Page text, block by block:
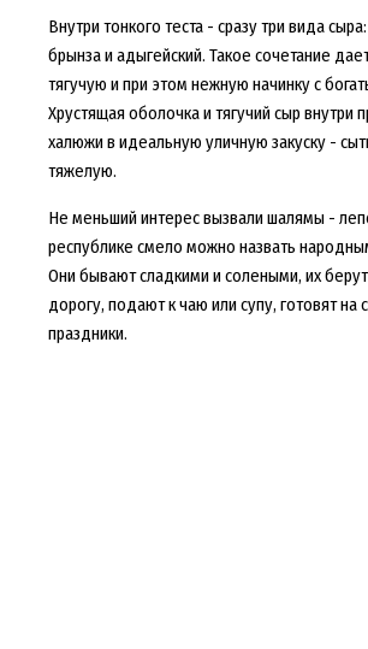
Внутри тонкого теста - сразу три вида
брынза и адыгейский. Такое сочетание
тягучую и при этом нежную начинку с
Хрустящая оболочка и тягучий сыр внутри
халюжи в идеальную уличную закуску -
тяжелую.
Не меньший интерес вызвали шалямы -
республике смело можно назвать
Они бывают сладкими и солеными, их
дорогу, подают к чаю или супу, готовят на
праздники.